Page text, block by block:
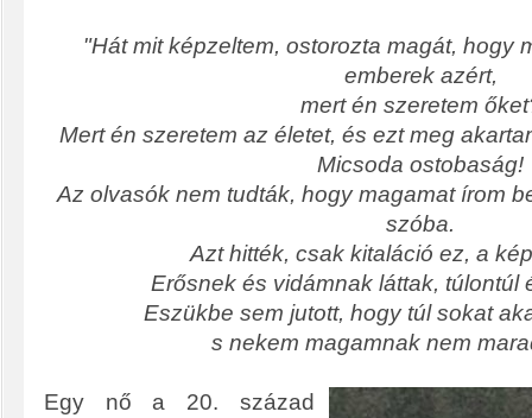
"Hát mit képzeltem, ostorozta magát, hogy
emberek azért,
mert én szeretem
Mert én szeretem az életet, és ezt meg
Micsoda ostobaság!
Az olvasók nem tudták, hogy magamat írom
szóba.
Azt hitték, csak kitaláció ez, a
Erősnek és vidámnak láttak, túlontúl
Eszükbe sem jutott, hogy túl sokat
s nekem magamnak nem
Egy nő a 20. század